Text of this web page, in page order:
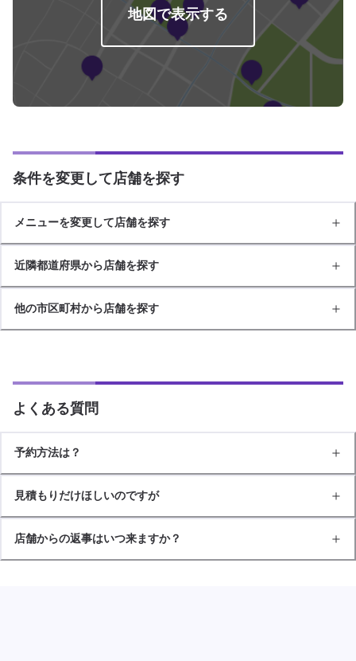
地図で表示する
条件を変更して店舗を探す
メニューを変更して店舗を探す
近隣都道府県から店舗を探す
他の市区町村から店舗を探す
よくある質問
予約方法は？
見積もりだけほしいのですが
店舗からの返事はいつ来ますか？